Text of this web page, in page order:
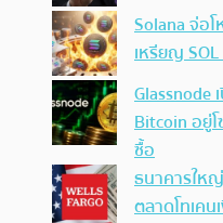
Solana จ่อ
เหรียญ
Glassnode
Bitcoin อยู่
ซื้อ
ธนาคารให
ตลาดโทเค